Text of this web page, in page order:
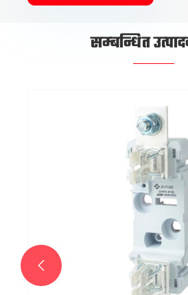
सम्बन्धित
